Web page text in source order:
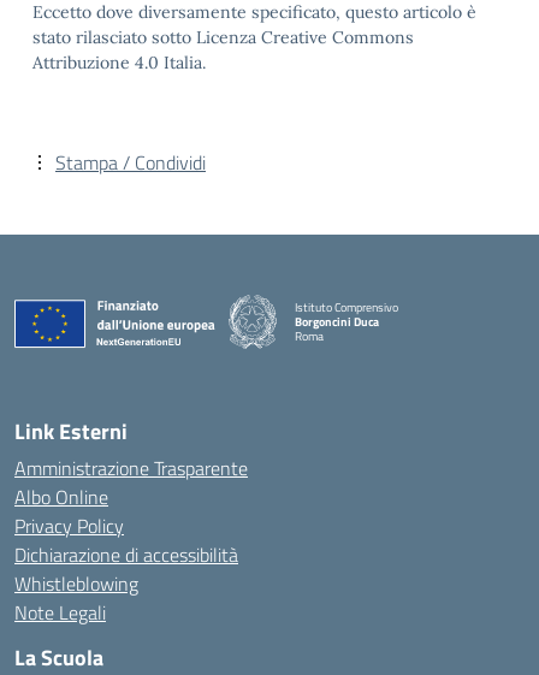
Eccetto dove diversamente specificato, questo articolo è
stato rilasciato sotto Licenza Creative Commons
Attribuzione 4.0 Italia.
Stampa / Condividi
Istituto Comprensivo
Borgoncini Duca
Roma
Link Esterni
Amministrazione Trasparente
Albo Online
Privacy Policy
Dichiarazione di accessibilità
Whistleblowing
Note Legali
La Scuola